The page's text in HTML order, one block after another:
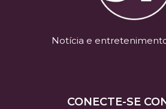
Notícia e
CONECTE-SE